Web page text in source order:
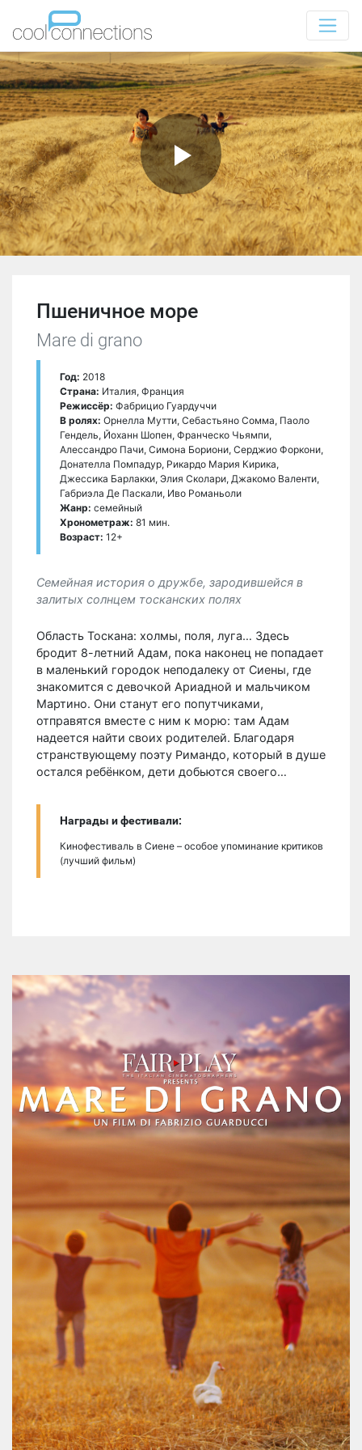
Пшеничное море
Mare di grano
Год: 2018
Страна: Италия, Франция
Режиссёр: Фабрицио Гуардуччи
В ролях: Орнелла Мутти, Себастьяно Сомма, Паоло
Гендель, Йоханн Шопен, Франческо Чьямпи,
Алессандро Пачи, Симона Бориони, Серджио Форкони,
Донателла Помпадур, Рикардо Мария Кирика,
Джессика Барлакки, Элия Сколари, Джакомо Валенти,
Габриэла Де Паскали, Иво Романьоли
Жанр: семейный
Хронометраж: 81 мин.
Возраст: 12+
Семейная история о дружбе, зародившейся в
залитых солнцем тосканских полях
Область Тоскана: холмы, поля, луга… Здесь
бродит 8-летний Адам, пока наконец не попадает
в маленький городок неподалеку от Сиены, где
знакомится с девочкой Ариадной и мальчиком
Мартино. Они станут его попутчиками,
отправятся вместе с ним к морю: там Адам
надеется найти своих родителей. Благодаря
странствующему поэту Римандо, который в душе
остался ребёнком, дети добьются своего…
Награды и фестивали:
Кинофестиваль в Сиене – особое упоминание критиков
(лучший фильм)